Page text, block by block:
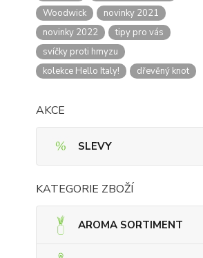
Woodwick
novinky 2021
novinky 2022
tipy pro vás
svíčky proti hmyzu
kolekce Hello Italy!
dřevěný knot
AKCE
SLEVY
KATEGORIE ZBOŽÍ
AROMA SORTIMENT